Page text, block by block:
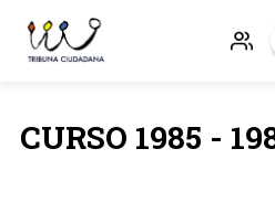
CURSO 1985 -